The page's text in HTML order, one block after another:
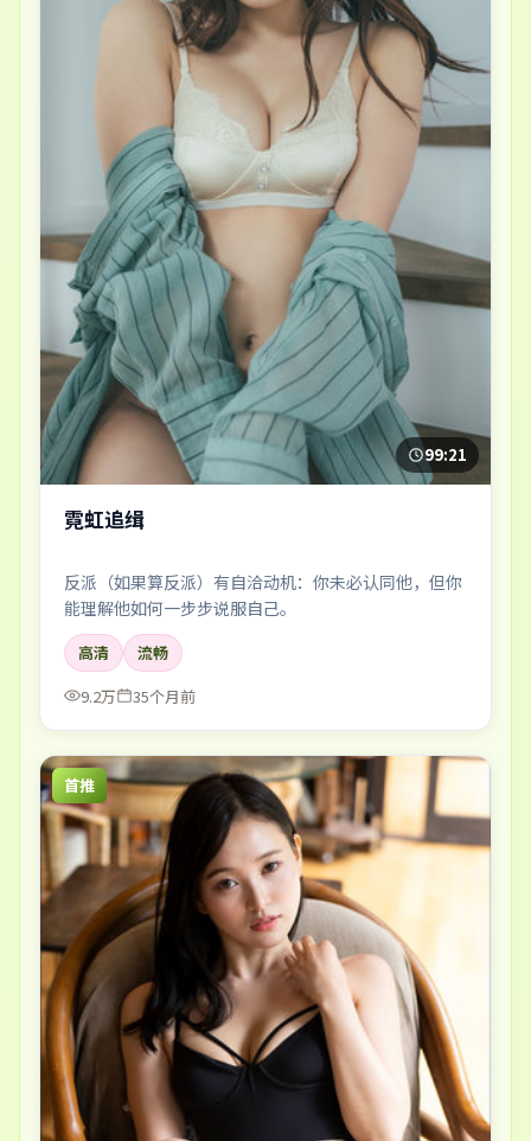
99:21
霓虹追缉
反派（如果算反派）有自洽动机：你未必认同他，但你
能理解他如何一步步说服自己。
高清
流畅
9.2万
35个月前
首推